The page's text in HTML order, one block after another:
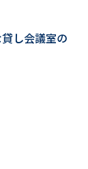
し会議室の